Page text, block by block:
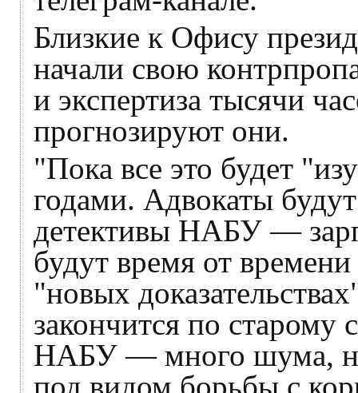
Близкие к Офису
начали свою
и экспертиза тысячи
прогнозируют они.
"Пока все это будет
годами. Адвокаты
детективы НАБУ —
будут время от
"новых
закончится по старому
НАБУ — много шума,
под видом борьбы с